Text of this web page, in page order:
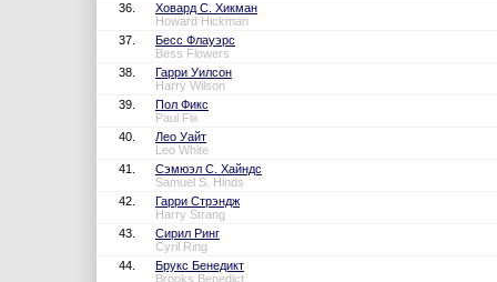
36.
Ховард С. Хикман
Howard Hickman
37.
Бесс Флауэрс
Bess Flowers
38.
Гарри Уилсон
Harry Wilson
39.
Пол Фикс
Paul Fix
40.
Лео Уайт
Leo White
41.
Сэмюэл С. Хайндс
Samuel S. Hinds
42.
Гарри Стрэндж
Harry Strang
43.
Сирил Ринг
Cyril Ring
44.
Брукс Бенедикт
Brooks Benedict